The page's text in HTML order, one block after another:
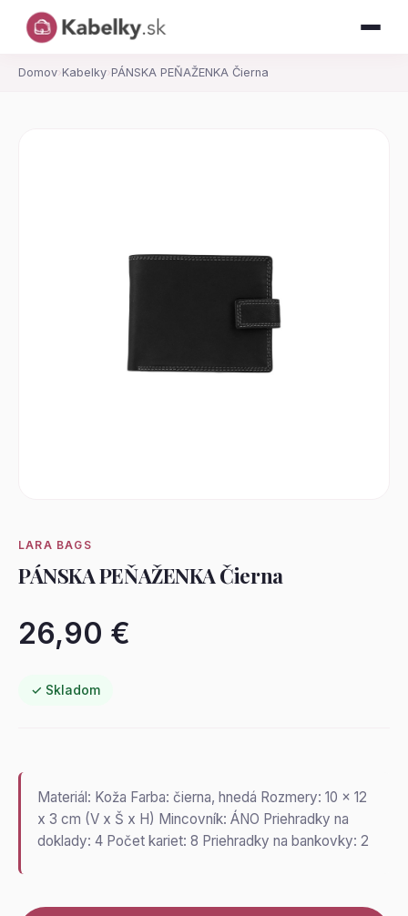
Domov› Kabelky› PÁNSKA PEŇAŽENKA Čierna
LARA BAGS
PÁNSKA PEŇAŽENKA Čierna
26,90 €
✓ Skladom
Materiál: Koža Farba: čierna, hnedá Rozmery: 10 x 12
x 3 cm (V x Š x H) Mincovník: ÁNO Priehradky na
doklady: 4 Počet kariet: 8 Priehradky na bankovky: 2